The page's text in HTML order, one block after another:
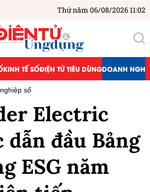
Thứ năm 06/08/2026 11:02
KINH TẾ SỐĐIỆN TỬ TIÊU DÙNGDOANH
số
Electric
đầu Bảng
ESG năm